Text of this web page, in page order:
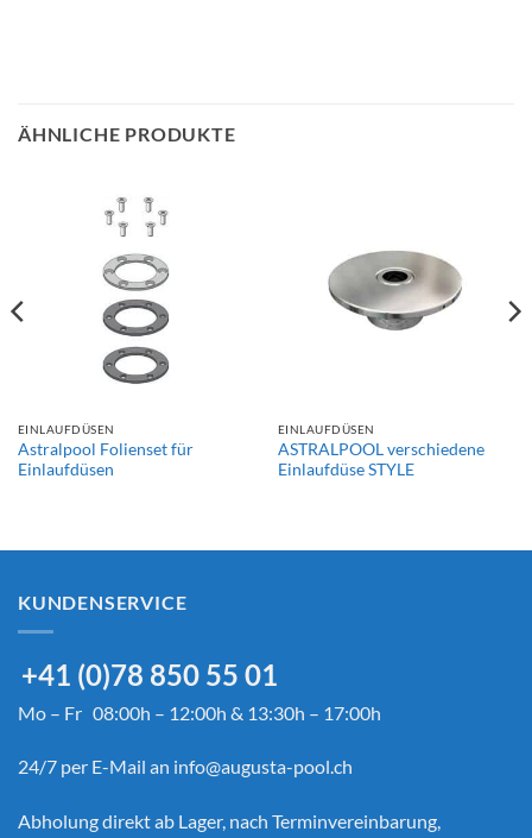
ÄHNLICHE PRODUKTE
EINLAUFDÜSEN
Astralpool Folienset für
Einlaufdüsen
EINLAUFDÜSEN
ASTRALPOOL verschiedene
Einlaufdüse STYLE
KUNDENSERVICE
+41 (0)78 850 55 01
Mo – Fr 08:00h – 12:00h & 13:30h – 17:00h
24/7 per E-Mail an info@augusta-pool.ch
Abholung direkt ab Lager, nach Terminvereinbarung,